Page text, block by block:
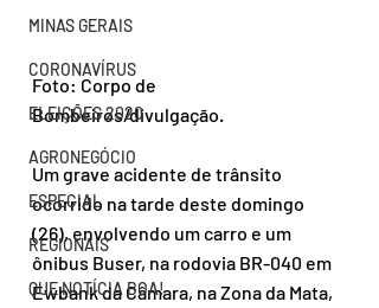
MINAS GERAIS
CORONAVÍRUS
ELEIÇÕES 2020
AGRONEGÓCIO
ESPECIAL
REGIONAIS
QUE NOTÍCIA BOA!
Foto: Corpo de
Bombeiros/divulgação.
Um grave acidente de trânsito
ocorrido na tarde deste domingo
(26), envolvendo um carro e um
ônibus Buser, na rodovia BR-040 em
Ewbank da Câmara, na Zona da Mata,